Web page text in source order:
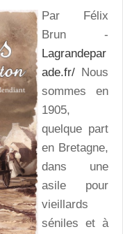
Par Félix
Brun -
Lagrandepar
ade.fr/ Nous
sommes en
1905,
quelque part
en Bretagne,
dans une
asile pour
vieillards
séniles et à